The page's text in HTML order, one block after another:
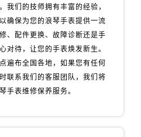
我们的技师拥有丰富的经验，
确保为您的浪琴手表提供一流
、配件更换、故障诊断还是手
对待，让您的手表焕发新生。
遍布全国各地，如果您有任何
联系我们的客服团队，我们将
手表维修保养服务。